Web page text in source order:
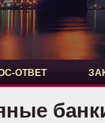
ОТВЕТ